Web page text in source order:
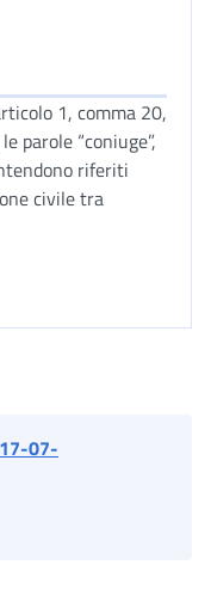
1, comma 20,
parole “coniuge”,
riferiti
civile tra
07-